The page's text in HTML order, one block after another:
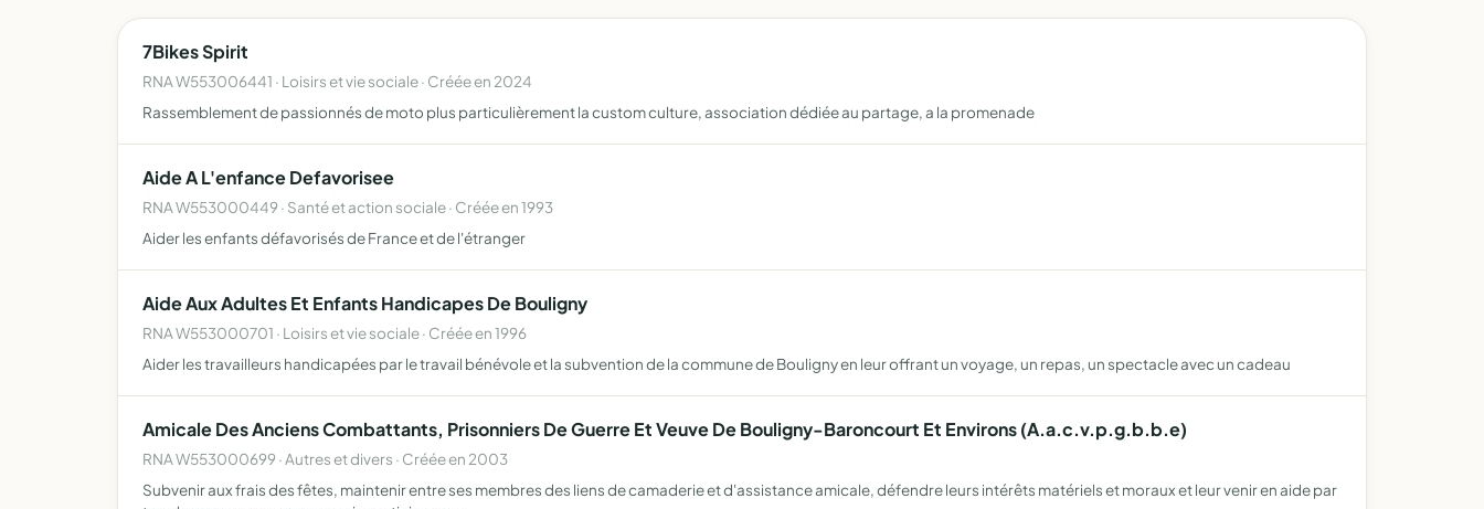
7Bikes Spirit
RNA W553006441 · Loisirs et vie sociale · Créée en 2024
Rassemblement de passionnés de moto plus particulièrement la custom culture, association dédiée au partage, a la promenade
Aide A L'enfance Defavorisee
RNA W553000449 · Santé et action sociale · Créée en 1993
Aider les enfants défavorisés de France et de l'étranger
Aide Aux Adultes Et Enfants Handicapes De Bouligny
RNA W553000701 · Loisirs et vie sociale · Créée en 1996
Aider les travailleurs handicapées par le travail bénévole et la subvention de la commune de Bouligny en leur offrant un voyage, un repas, un spectacle avec un cadeau
Amicale Des Anciens Combattants, Prisonniers De Guerre Et Veuve De Bouligny-Baroncourt Et Environs (A.a.c.v.p.g.b.b.e)
RNA W553000699 · Autres et divers · Créée en 2003
Subvenir aux frais des fêtes, maintenir entre ses membres des liens de camaderie et d'assistance amicale, défendre leurs intérêts matériels et moraux et leur venir en aide par